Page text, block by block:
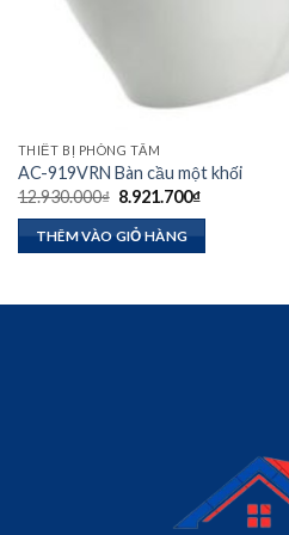
THIẾT BỊ PHÒNG TẮM
AC-919VRN Bàn cầu một khối
12.930.000₫ Giá
là:
12.930.000₫.
8.921.700₫Giá
THÊM VÀO GIỎ HÀNG